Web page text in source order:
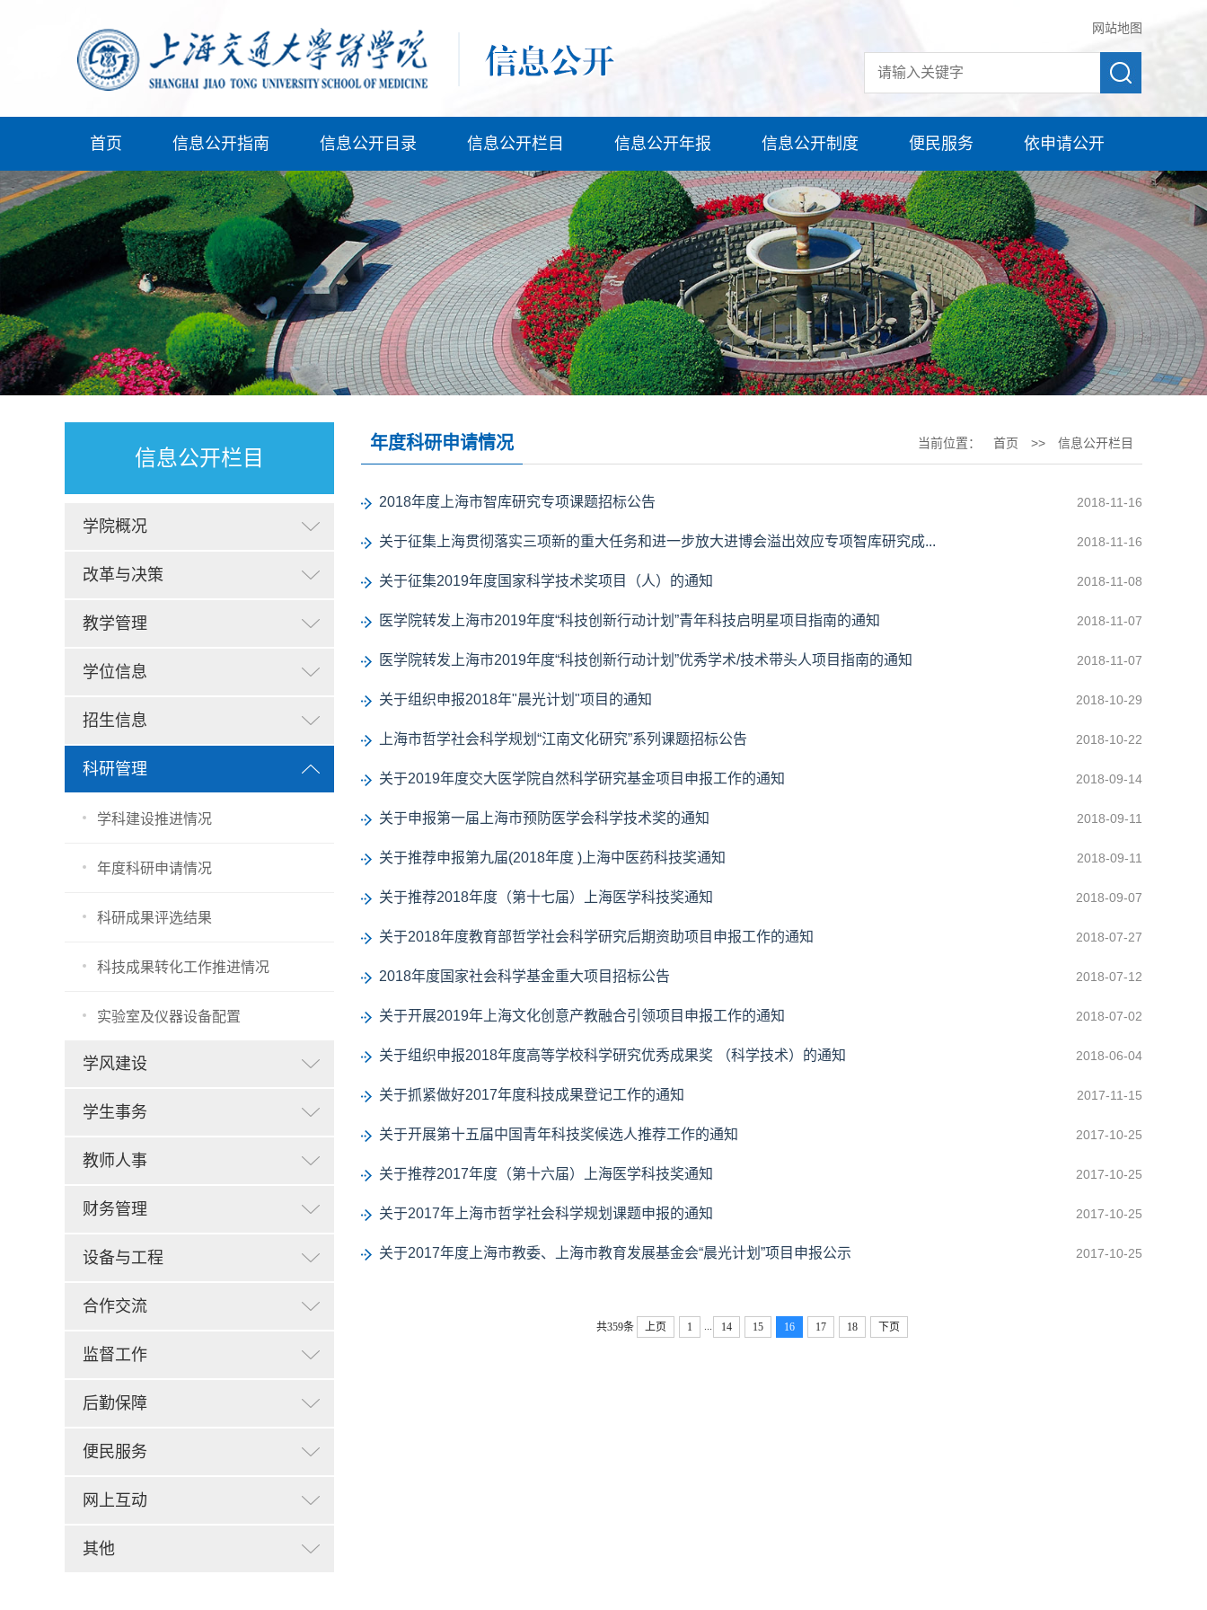
网站地图
首页 信息公开指南 信息公开目录 信息公开栏目 信息公开年报 信息公开制度 便民服务 依申请公开
信息公开栏目
学院概况
改革与决策
教学管理
学位信息
招生信息
科研管理
学科建设推进情况
年度科研申请情况
科研成果评选结果
科技成果转化工作推进情况
实验室及仪器设备配置
学风建设
学生事务
教师人事
财务管理
设备与工程
合作交流
监督工作
后勤保障
便民服务
网上互动
其他
年度科研申请情况 当前位置： 首页 >> 信息公开栏目
2018年度上海市智库研究专项课题招标公告 2018-11-16
关于征集上海贯彻落实三项新的重大任务和进一步放大进博会溢出效应专项智库研究成... 2018-11-16
关于征集2019年度国家科学技术奖项目（人）的通知 2018-11-08
医学院转发上海市2019年度“科技创新行动计划”青年科技启明星项目指南的通知 2018-11-07
医学院转发上海市2019年度“科技创新行动计划”优秀学术/技术带头人项目指南的通知 2018-11-07
关于组织申报2018年"晨光计划"项目的通知 2018-10-29
上海市哲学社会科学规划“江南文化研究”系列课题招标公告 2018-10-22
关于2019年度交大医学院自然科学研究基金项目申报工作的通知 2018-09-14
关于申报第一届上海市预防医学会科学技术奖的通知 2018-09-11
关于推荐申报第九届(2018年度 )上海中医药科技奖通知 2018-09-11
关于推荐2018年度（第十七届）上海医学科技奖通知 2018-09-07
关于2018年度教育部哲学社会科学研究后期资助项目申报工作的通知 2018-07-27
2018年度国家社会科学基金重大项目招标公告 2018-07-12
关于开展2019年上海文化创意产教融合引领项目申报工作的通知 2018-07-02
关于组织申报2018年度高等学校科学研究优秀成果奖 （科学技术）的通知 2018-06-04
关于抓紧做好2017年度科技成果登记工作的通知 2017-11-15
关于开展第十五届中国青年科技奖候选人推荐工作的通知 2017-10-25
关于推荐2017年度（第十六届）上海医学科技奖通知 2017-10-25
关于2017年上海市哲学社会科学规划课题申报的通知 2017-10-25
关于2017年度上海市教委、上海市教育发展基金会“晨光计划”项目申报公示 2017-10-25
共359条 上页 1 ... 14 15 16 17 18 下页